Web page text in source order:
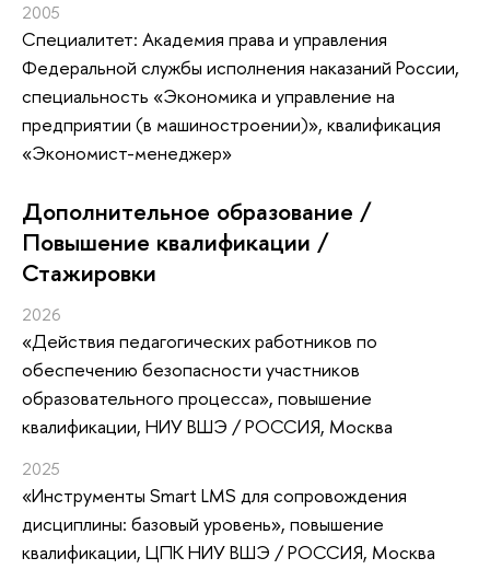
2005
Специалитет: Академия права и управления
Федеральной службы исполнения наказаний России,
специальность «Экономика и управление на
предприятии (в машиностроении)», квалификация
«Экономист-менеджер»
Дополнительное образование /
Повышение квалификации /
Стажировки
2026
«Действия педагогических работников по
обеспечению безопасности участников
образовательного процесса», повышение
квалификации, НИУ ВШЭ / РОССИЯ, Москва
2025
«Инструменты Smart LMS для сопровождения
дисциплины: базовый уровень», повышение
квалификации, ЦПК НИУ ВШЭ / РОССИЯ, Москва